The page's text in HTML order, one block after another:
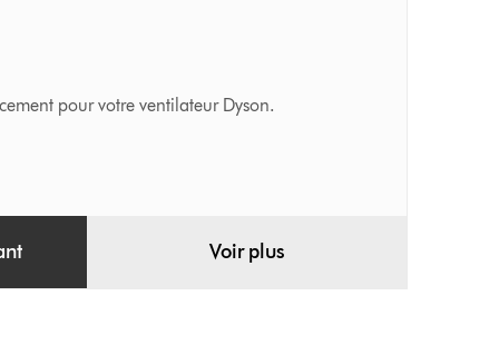
pour votre ventilateur Dyson.
Voir plus